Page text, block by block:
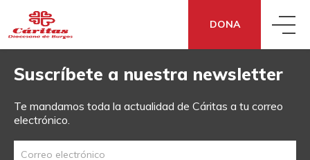
DONA
QUIÉNES SOMOS
CONOCE CÁRITAS
QUÉ HACEMOS
Suscríbete a nuestra newsletter
Te mandamos toda la actualidad de Cáritas a tu correo
electrónico.